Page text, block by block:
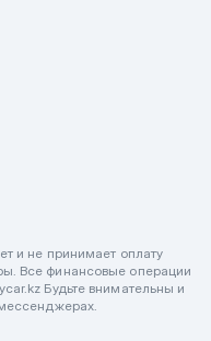
и не принимает оплату
Все финансовые операции
Будьте внимательны и